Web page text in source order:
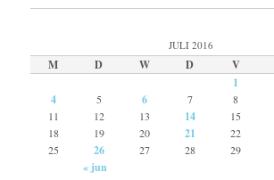
JULI 2016
M D W D V
1
4 5 6 7 8
11 12 13 14 15
18 19 20 21 22
25
26 27 28 29
« jun